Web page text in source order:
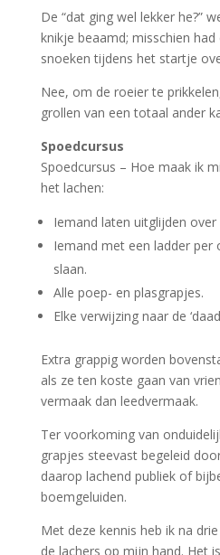
De “dat ging wel lekker he?”
knikje beaamd; misschien
snoeken tijdens het startje
Nee, om de roeier te
grollen van een totaal ander
Spoedcursus
Spoedcursus – Hoe maak ik
het lachen:
Iemand laten uitglijden over
Iemand met een ladder
slaan.
Alle poep- en plasgrapjes.
Elke verwijzing naar de
Extra grappig worden
als ze ten koste gaan van
vermaak dan leedvermaak.
Ter voorkoming van
grapjes steevast begeleid
daarop lachend publiek of
boemgeluiden.
Met deze kennis heb ik na
de lachers op mijn hand. Het